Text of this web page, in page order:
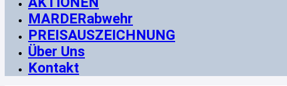
MARDERabwehr
PREISAUSZEICHNUNG
Über Uns
Kontakt